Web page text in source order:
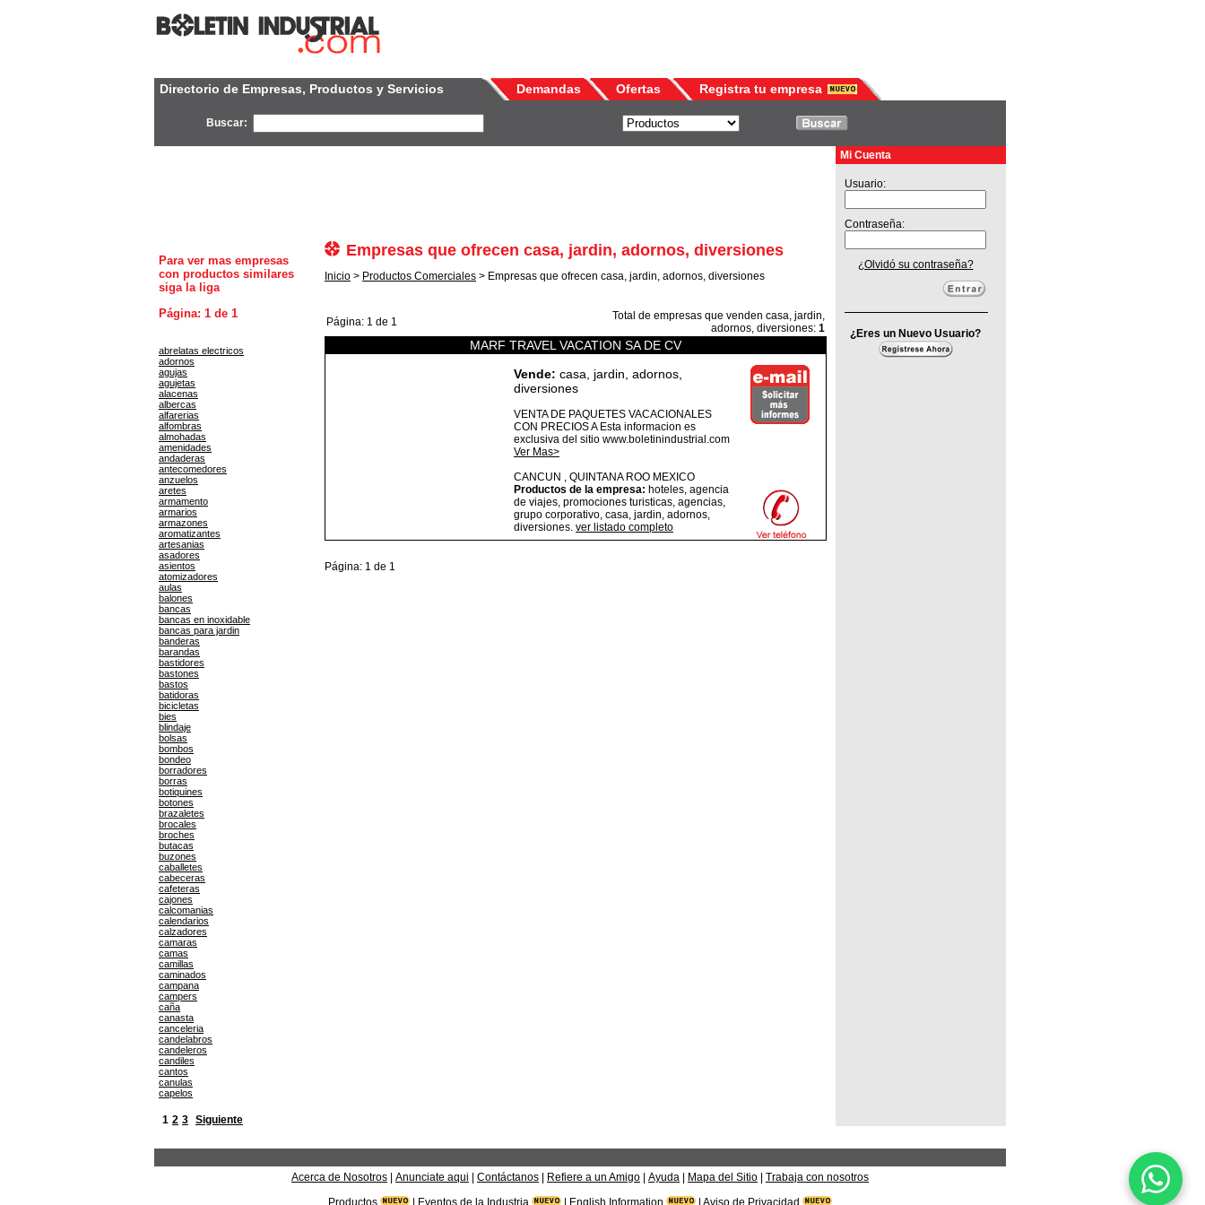
Directorio de Empresas, Productos y Servicios Demandas Ofertas Registra tu empresa
Buscar:
Mi Cuenta
Para ver mas empresas
con productos similares
siga la liga
Página: 1 de 1
abrelatas electricos
adornos
agujas
agujetas
alacenas
albercas
alfarerias
alfombras
almohadas
amenidades
andaderas
antecomedores
anzuelos
aretes
armamento
armarios
armazones
aromatizantes
artesanias
asadores
asientos
atomizadores
aulas
balones
bancas
bancas en inoxidable
bancas para jardin
banderas
barandas
bastidores
bastones
bastos
batidoras
bicicletas
bies
blindaje
bolsas
bombos
bondeo
borradores
borras
botiquines
botones
brazaletes
brocales
broches
butacas
buzones
caballetes
cabeceras
cafeteras
cajones
calcomanias
calendarios
calzadores
camaras
camas
camillas
caminados
campana
campers
caña
canasta
canceleria
candelabros
candeleros
candiles
cantos
canulas
capelos
1 2 3 Siguiente
Empresas que ofrecen casa, jardin, adornos, diversiones
Inicio > Productos Comerciales > Empresas que ofrecen casa, jardin, adornos, diversiones
Página: 1 de 1 Total de empresas que venden casa, jardin,
adornos, diversiones: 1
MARF TRAVEL VACATION SA DE CV
Vende: casa, jardin, adornos,
diversiones
VENTA DE PAQUETES VACACIONALES
CON PRECIOS A Esta informacion es
exclusiva del sitio www.boletinindustrial.com
Ver Mas>
CANCUN , QUINTANA ROO MEXICO
Productos de la empresa: hoteles, agencia
de viajes, promociones turisticas, agencias,
grupo corporativo, casa, jardin, adornos,
diversiones. ver listado completo
Página: 1 de 1
Usuario:
Contraseña:
¿Olvidó su contraseña?
¿Eres un Nuevo Usuario?
Acerca de Nosotros Anunciate aqui Contáctanos Refiere a un Amigo Ayuda Mapa del Sitio
Trabaja con nosotros
Productos
Eventos de la Industria English Information Aviso de Privacidad